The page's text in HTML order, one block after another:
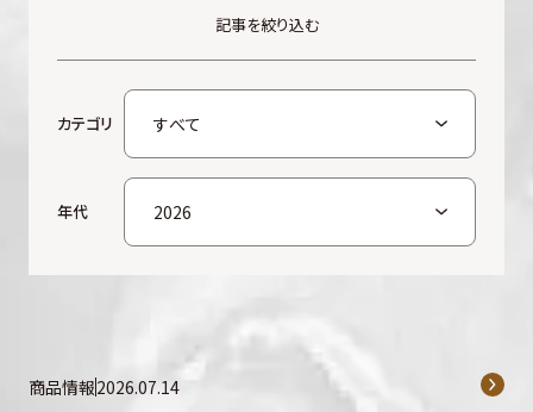
記事を絞り込む
カテゴリ
年代
商品情報2026.07.14